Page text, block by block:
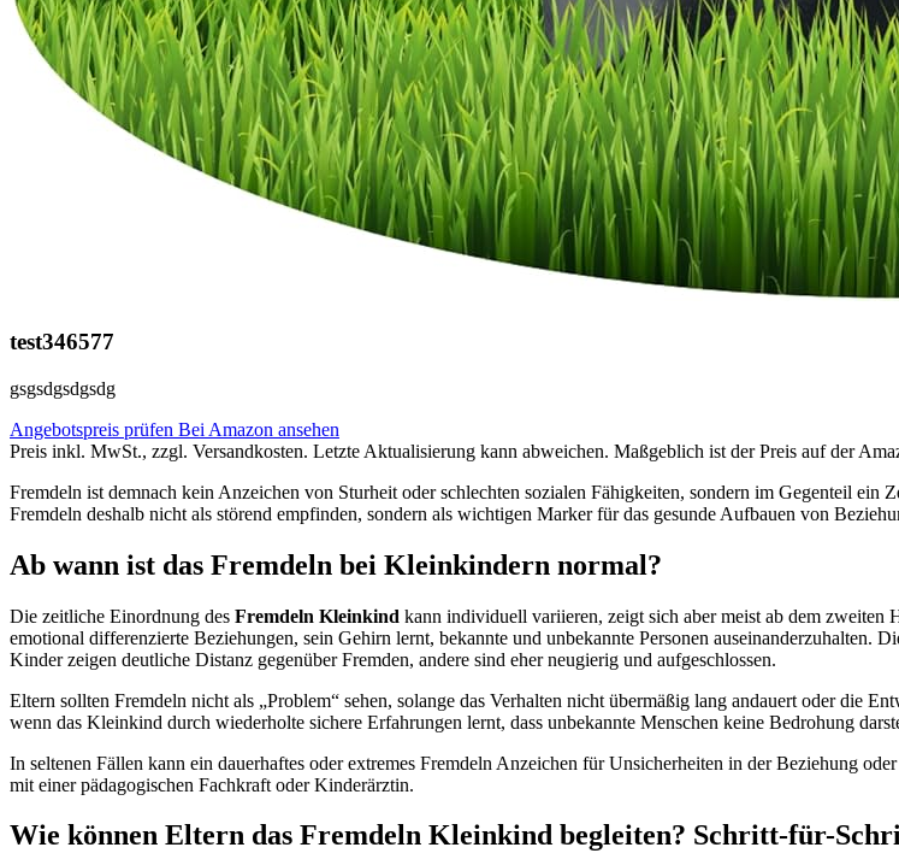
test346577
gsgsdgsdgsdg
Angebotspreis prüfen Bei Amazon ansehen
Preis inkl. MwSt., zzgl. Versandkosten. Letzte Aktualisierung kann abweichen. Maßgeblich ist der Preis auf der
Fremdeln ist demnach kein Anzeichen von Sturheit oder schlechten sozialen Fähigkeiten, sondern im Gegenteil
Fremdeln deshalb nicht als störend empfinden, sondern als wichtigen Marker für das gesunde Aufbauen von
Ab wann ist das Fremdeln bei Kleinkindern normal?
Die zeitliche Einordnung des Fremdeln Kleinkind kann individuell variieren, zeigt sich aber meist ab dem zweiten
emotional differenzierte Beziehungen, sein Gehirn lernt, bekannte und unbekannte Personen
Kinder zeigen deutliche Distanz gegenüber Fremden, andere sind eher neugierig und aufgeschlossen.
Eltern sollten Fremdeln nicht als „Problem“ sehen, solange das Verhalten nicht übermäßig lang andauert oder die
wenn das Kleinkind durch wiederholte sichere Erfahrungen lernt, dass unbekannte Menschen keine Bedrohung
In seltenen Fällen kann ein dauerhaftes oder extremes Fremdeln Anzeichen für Unsicherheiten in der Beziehung
mit einer pädagogischen Fachkraft oder Kinderärztin.
Wie können Eltern das Fremdeln Kleinkind begleiten? Schritt-für-